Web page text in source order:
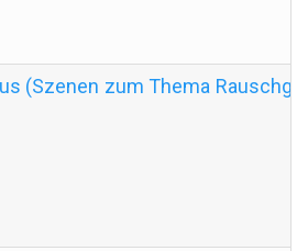
(Szenen zum Thema